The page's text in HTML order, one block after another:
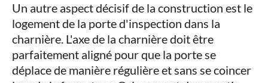
Un autre aspect décisif de la construction est le
logement de la porte d'inspection dans la
charnière. L'axe de la charnière doit être
parfaitement aligné pour que la porte se
déplace de manière régulière et sans se coincer